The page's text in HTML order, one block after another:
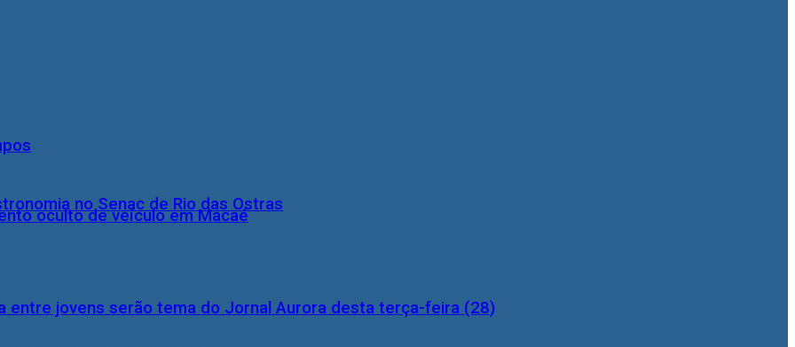
no Senac de Rio das Ostras
entre jovens serão tema do Jornal Aurora desta terça-feira (28)
oculto de veículo em Macaé